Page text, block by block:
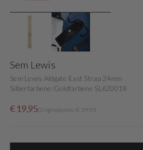
Sem Lewis
Sem Lewis Aldgate East Strap 24mm
Silberfarbene/Goldfarbene SL620018
Verkaufspreis
€ 19,95
NormalerOriginalpreis: € 39,95